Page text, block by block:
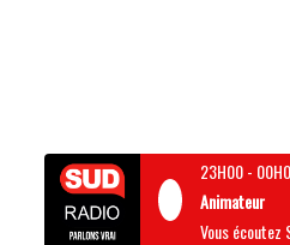
23H00-
Animateur
Vous écoutez